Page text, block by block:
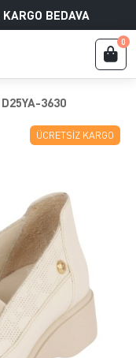
KARGO BEDAVA
0
D25YA-3630
ÜCRETSIZ KARGO